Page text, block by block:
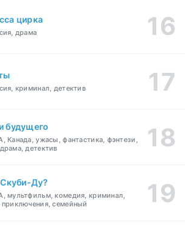
цирка
драма
криминал, детектив
будущего
Канада, ужасы, фантастика, фэнтези,
детектив
Ду?
мультфильм, комедия, криминал,
приключения, семейный